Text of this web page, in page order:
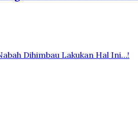
Dihimbau Lakukan Hal Ini…!